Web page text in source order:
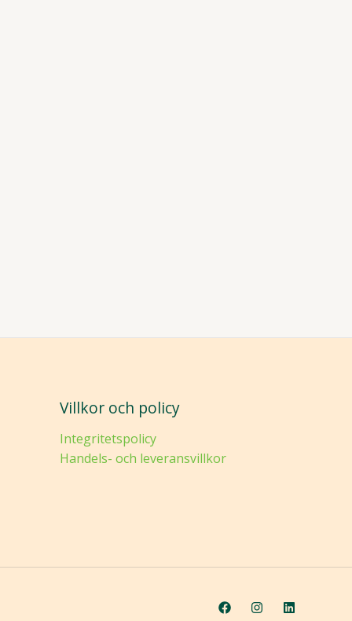
Villkor och policy
Integritetspolicy
Handels- och leveransvillkor